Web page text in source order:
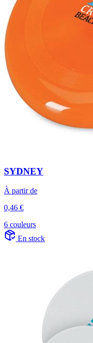
SYDNEY
À partir de
0,46 €
6 couleurs
En stock